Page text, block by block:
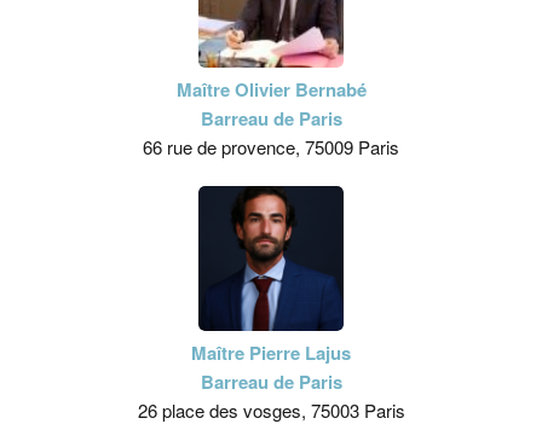
Maître Olivier Bernabé
Barreau de Paris
66 rue de provence, 75009 Paris
Maître Pierre Lajus
Barreau de Paris
26 place des vosges, 75003 Paris